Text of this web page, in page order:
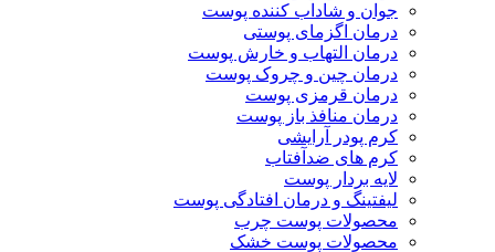
جوان و شاداب کننده پوست
درمان اگزمای پوستی
درمان التهاب و خارش پوست
درمان چین و چروک پوست
درمان قرمزی پوست
درمان منافذ باز پوست
کرم پودر آرایشی
کرم های ضدآفتاب
لایه بردار پوست
لیفتینگ و درمان افتادگی پوست
محصولات پوست چرب
محصولات پوست خشک